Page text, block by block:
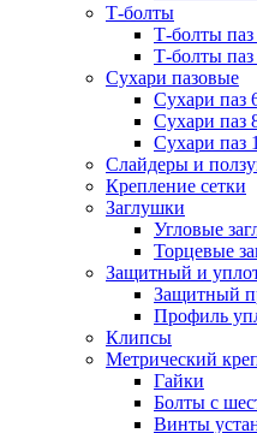
Т-болты
Т-болты паз
Т-болты паз
Сухари пазовые
Сухари паз
Сухари паз
Сухари паз
Слайдеры и
Крепление сетки
Заглушки
Угловые
Торцевые
Защитный и
Защитный
Профиль
Клипсы
Метрический
Гайки
Болты с
Винты